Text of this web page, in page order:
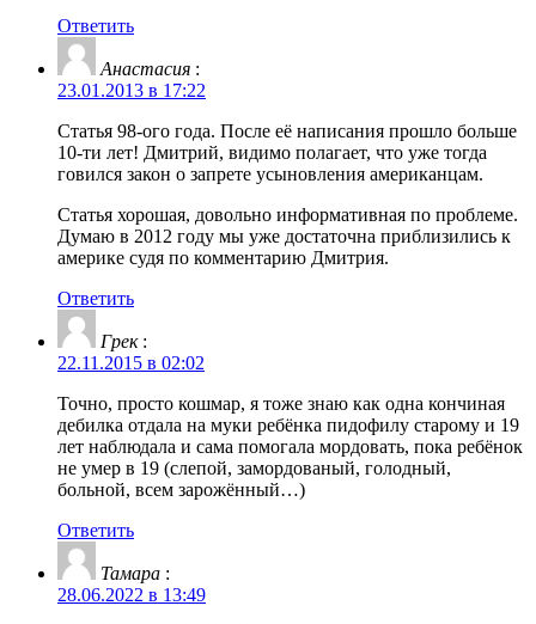
Ответить
Анастасия :
23.01.2013 в 17:22
Статья 98-ого года. После её написания прошло больше
10-ти лет! Дмитрий, видимо полагает, что уже тогда
говился закон о запрете усыновления американцам.
Статья хорошая, довольно информативная по проблеме.
Думаю в 2012 году мы уже достаточна приблизились к
америке судя по комментарию Дмитрия.
Ответить
Грек :
22.11.2015 в 02:02
Точно, просто кошмар, я тоже знаю как одна кончиная
дебилка отдала на муки ребёнка пидофилу старому и 19
лет наблюдала и сама помогала мордовать, пока ребёнок
не умер в 19 (слепой, замордованый, голодный,
больной, всем зарожённый…)
Ответить
Тамара :
28.06.2022 в 13:49